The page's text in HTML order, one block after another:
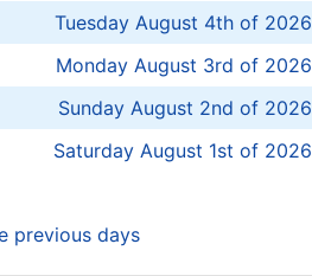
Tuesday August 4th of 2026
Monday August 3rd of 2026
Sunday August 2nd of 2026
Saturday August 1st of 2026
previous days